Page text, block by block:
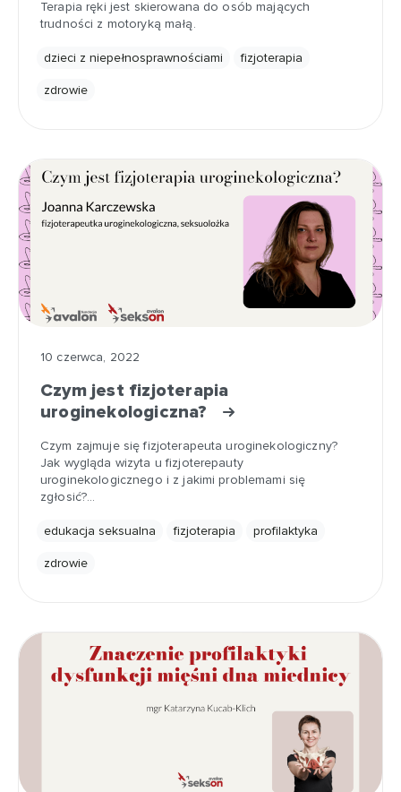
Terapia ręki jest skierowana do osób mających
trudności z motoryką małą.
dzieci z niepełnosprawnościami fizjoterapia
zdrowie
10 czerwca, 2022
Czym jest fizjoterapia
uroginekologiczna?
Czym zajmuje się fizjoterapeuta uroginekologiczny?
Jak wygląda wizyta u fizjoterepauty
uroginekologicznego i z jakimi problemami się
zgłosić?…
edukacja seksualna fizjoterapia profilaktyka
zdrowie